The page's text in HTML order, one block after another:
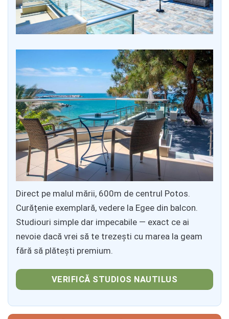
Direct pe malul mării, 600m de centrul Potos.
Curățenie exemplară, vedere la Egee din balcon.
Studiouri simple dar impecabile — exact ce ai
nevoie dacă vrei să te trezești cu marea la geam
fără să plătești premium.
VERIFICĂ STUDIOS NAUTILUS